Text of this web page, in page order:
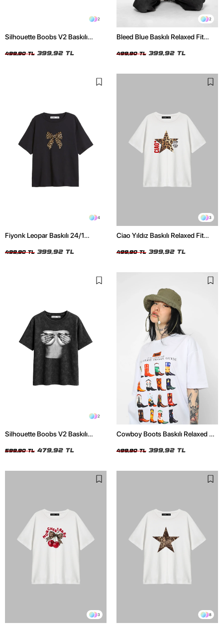
2
Silhouette Boobs V2 Baskılı
499,90 TL 399,92 TL
2
Bleed Blue Baskılı Relaxed Fit
499,90 TL 399,92 TL
4
Fiyonk Leopar Baskılı 24/1
Tshirt
499,90 TL 399,92 TL
3
Ciao Yıldız Baskılı Relaxed Fit
499,90 TL 399,92 TL
2
Silhouette Boobs V2 Baskılı
Tshirt
599,90 TL 479,92 TL
Cowboy Boots Baskılı Relaxed Fit
499,90 TL 399,92 TL
3 8